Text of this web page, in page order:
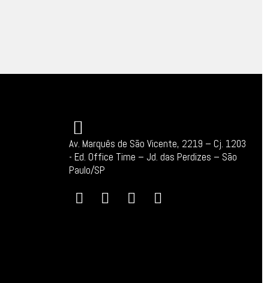
Av. Marquês de São Vicente, 2219 – Cj. 1203
- Ed. Office Time – Jd. das Perdizes – São
Paulo/SP